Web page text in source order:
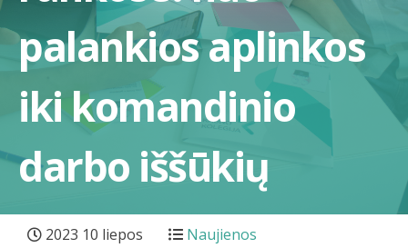
palankios aplinkos
iki komandinio
darbo iššūkių
2023 10 liepos Naujienos